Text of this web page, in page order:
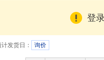
登
计发货日： 询价